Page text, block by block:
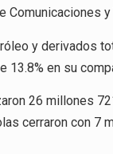
que reduce
federal
Comunicaciones
y derivados
13.8% en su
26 millones
cerraron con 7